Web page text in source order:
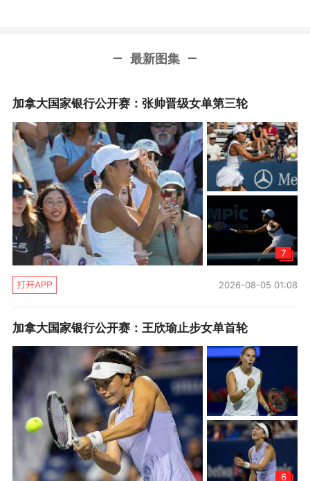
山东鲁能
江苏苏宁
最新图集
加拿大国家银行公开赛：张帅晋级女单第三轮
7
2026-08-05 01:08
加拿大国家银行公开赛：王欣瑜止步女单首轮
6